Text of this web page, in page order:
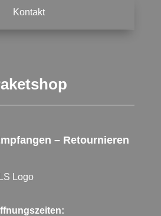
Kontakt
– Retournieren